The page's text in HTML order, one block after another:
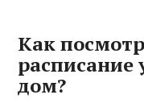
Как
расписание
дом?